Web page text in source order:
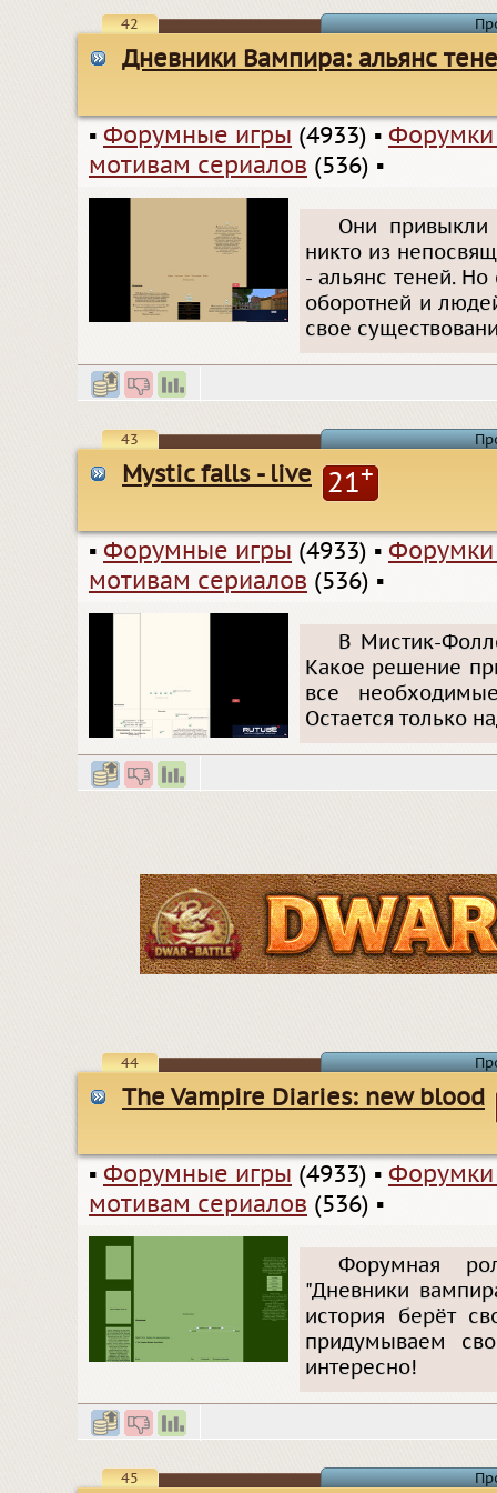
42
Дневники Вампира: альянс
▪ Форумные игры (4933) ▪
мотивам сериалов (536) ▪
Они привыкли
никто из
- альянс теней.
оборотней и
свое
43
Mystic falls - live 21+
▪ Форумные игры (4933) ▪
мотивам сериалов (536) ▪
В Мистик-
Какое решение
все
Остается только
44
The Vampire Diaries: new blood
▪ Форумные игры (4933) ▪
мотивам сериалов (536) ▪
Форумная
"Дневники
история берёт
придумываем
интересно!
45